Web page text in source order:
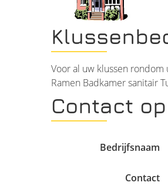
Voor al uw klussen
Ramen Badkamer sanitair
Contact
Bedrijfsnaam
Contact